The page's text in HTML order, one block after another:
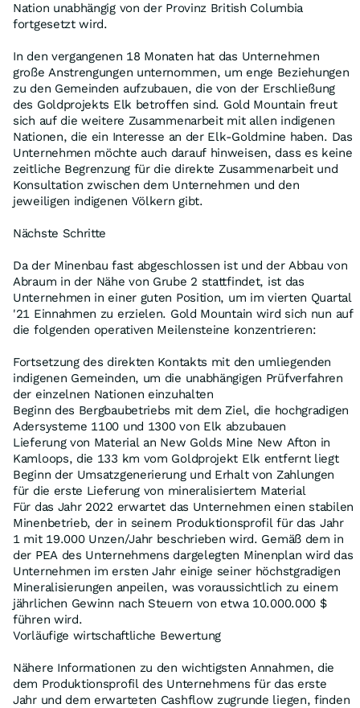
Nation unabhängig von der Provinz British Columbia
fortgesetzt wird.
In den vergangenen 18 Monaten hat das Unternehmen
große Anstrengungen unternommen, um enge Beziehungen
zu den Gemeinden aufzubauen, die von der Erschließung
des Goldprojekts Elk betroffen sind. Gold Mountain freut
sich auf die weitere Zusammenarbeit mit allen indigenen
Nationen, die ein Interesse an der Elk-Goldmine haben. Das
Unternehmen möchte auch darauf hinweisen, dass es keine
zeitliche Begrenzung für die direkte Zusammenarbeit und
Konsultation zwischen dem Unternehmen und den
jeweiligen indigenen Völkern gibt.
Nächste Schritte
Da der Minenbau fast abgeschlossen ist und der Abbau von
Abraum in der Nähe von Grube 2 stattfindet, ist das
Unternehmen in einer guten Position, um im vierten Quartal
'21 Einnahmen zu erzielen. Gold Mountain wird sich nun auf
die folgenden operativen Meilensteine konzentrieren:
Fortsetzung des direkten Kontakts mit den umliegenden
indigenen Gemeinden, um die unabhängigen Prüfverfahren
der einzelnen Nationen einzuhalten
Beginn des Bergbaubetriebs mit dem Ziel, die hochgradigen
Adersysteme 1100 und 1300 von Elk abzubauen
Lieferung von Material an New Golds Mine New Afton in
Kamloops, die 133 km vom Goldprojekt Elk entfernt liegt
Beginn der Umsatzgenerierung und Erhalt von Zahlungen
für die erste Lieferung von mineralisiertem Material
Für das Jahr 2022 erwartet das Unternehmen einen stabilen
Minenbetrieb, der in seinem Produktionsprofil für das Jahr
1 mit 19.000 Unzen/Jahr beschrieben wird. Gemäß dem in
der PEA des Unternehmens dargelegten Minenplan wird das
Unternehmen im ersten Jahr einige seiner höchstgradigen
Mineralisierungen anpeilen, was voraussichtlich zu einem
jährlichen Gewinn nach Steuern von etwa 10.000.000 $
führen wird.
Vorläufige wirtschaftliche Bewertung
Nähere Informationen zu den wichtigsten Annahmen, die
dem Produktionsprofil des Unternehmens für das erste
Jahr und dem erwarteten Cashflow zugrunde liegen, finden